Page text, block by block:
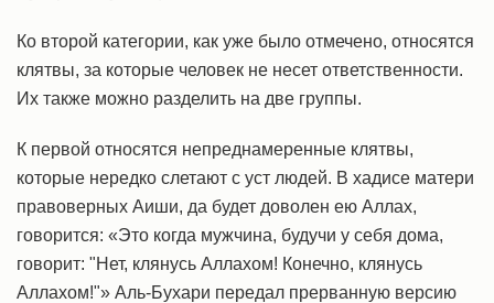
Ко второй категории, как уже было отмечено, относятся
клятвы, за которые человек не несет ответственности.
Их также можно разделить на две группы.
К первой относятся непреднамеренные клятвы,
которые нередко слетают с уст людей. В хадисе матери
правоверных Аиши, да будет доволен ею Аллах,
говорится: «Это когда мужчина, будучи у себя дома,
говорит: "Нет, клянусь Аллахом! Конечно, клянусь
Аллахом!"» Аль-Бухари передал прерванную версию